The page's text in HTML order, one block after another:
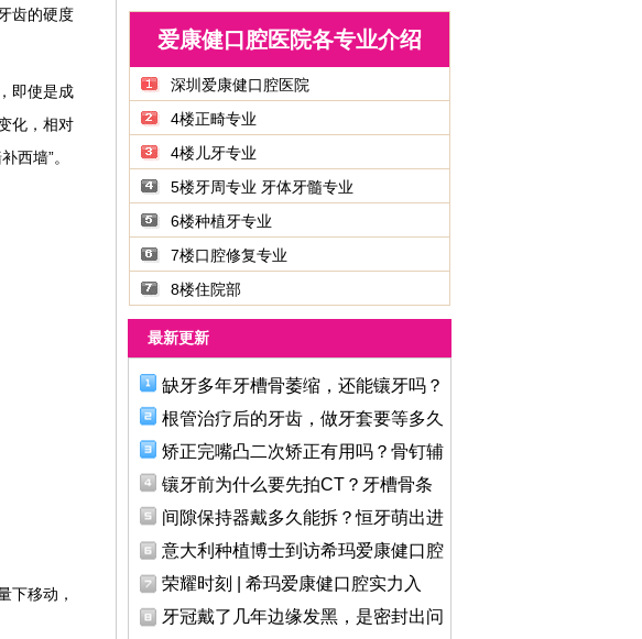
齿的硬度
即使是成
化，相对
西墙”。
下移动，
爱康健口腔医院各专业介绍
深圳爱康健口腔医院
4楼正畸专业
4楼儿牙专业
5楼牙周专业 牙体牙髓专业
6楼种植牙专业
7楼口腔修复专业
8楼住院部
最新更新
缺牙多年牙槽骨萎缩，还能镶牙吗？
根管治疗后的牙齿，做牙套要等多久
矫正完嘴凸二次矫正有用吗？骨钉辅
镶牙前为什么要先拍CT？牙槽骨条
件
间隙保持器戴多久能拆？恒牙萌出进
意大利种植博士到访希玛爱康健口腔
荣耀时刻 | 希玛爱康健口腔实力入
牙冠戴了几年边缘发黑，是密封出问